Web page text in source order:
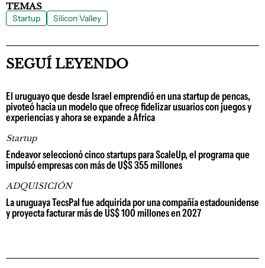
TEMAS
Startup Silicon Valley
SEGUÍ LEYENDO
El uruguayo que desde Israel emprendió en una startup de pencas,
pivoteó hacia un modelo que ofrece fidelizar usuarios con juegos y
experiencias y ahora se expande a África
Startup
Endeavor seleccionó cinco startups para ScaleUp, el programa que
impulsó empresas con más de U$S 355 millones
ADQUISICIÓN
La uruguaya TecsPal fue adquirida por una compañía estadounidense
y proyecta facturar más de US$ 100 millones en 2027